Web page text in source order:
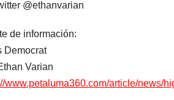
@ethanvarian
de información:
Democrat
Varian
www.petaluma360.com/article/news/